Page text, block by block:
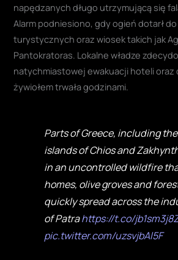
napędzanych długo utrzymującą się
Alarm podniesiono, gdy ogień dotarł
turystycznych oraz wiosek takich jak
Pantokratoras. Lokalne władze
natychmiastowej ewakuacji hoteli oraz
żywiołem trwała godzinami.
Parts of Greece, including
islands of Chios and
in an uncontrolled wildfire
homes, olive groves and
quickly spread across the
of Patrahttps://t.co/
pic.twitter.com/uzsvjbAl5F